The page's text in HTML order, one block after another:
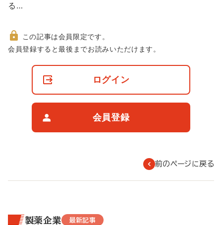
る…
非
この記事は会員限定です。
会員登録すると最後までお読みいただけます。
ログイン
会員登録
前のページに戻る
製薬企業 最新記事